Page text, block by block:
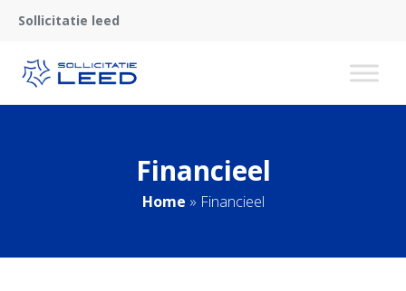
Sollicitatie leed
Financieel
Home » Financieel